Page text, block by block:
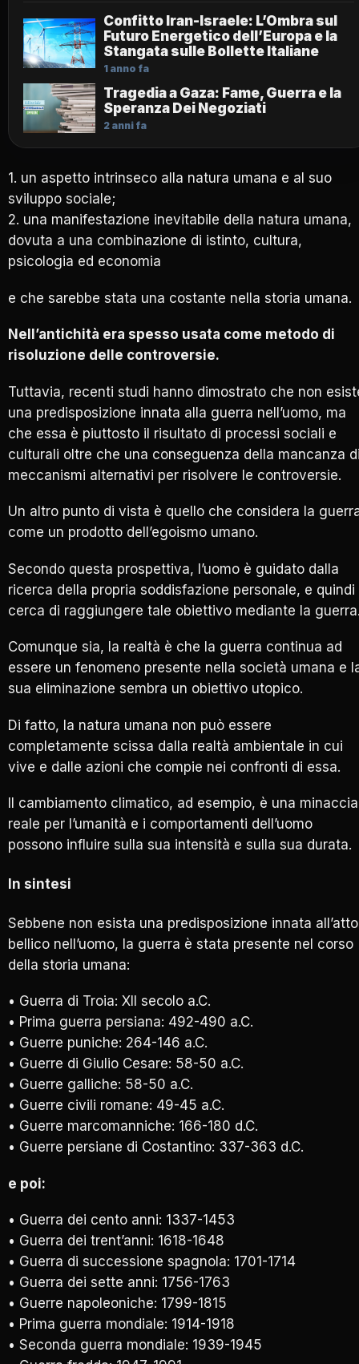
Confitto Iran-Israele: L’Ombra sul
Futuro Energetico dell’Europa e la
Stangata sulle Bollette Italiane
1 anno fa
Tragedia a Gaza: Fame, Guerra e la
Speranza Dei Negoziati
2 anni fa
1. un aspetto intrinseco alla natura umana e al suo
sviluppo sociale;
2. una manifestazione inevitabile della natura umana,
dovuta a una combinazione di istinto, cultura,
psicologia ed economia
e che sarebbe stata una costante nella storia umana.
Nell’antichità era spesso usata come metodo di
risoluzione delle controversie.
Tuttavia, recenti studi hanno dimostrato che non
una predisposizione innata alla guerra nell’uomo, ma
che essa è piuttosto il risultato di processi sociali e
culturali oltre che una conseguenza della mancanza
meccanismi alternativi per risolvere le controversie.
Un altro punto di vista è quello che considera la
come un prodotto dell’egoismo umano.
Secondo questa prospettiva, l’uomo è guidato dalla
ricerca della propria soddisfazione personale, e quindi
cerca di raggiungere tale obiettivo mediante la
Comunque sia, la realtà è che la guerra continua ad
essere un fenomeno presente nella società umana e
sua eliminazione sembra un obiettivo utopico.
Di fatto, la natura umana non può essere
completamente scissa dalla realtà ambientale in cui
vive e dalle azioni che compie nei confronti di essa.
Il cambiamento climatico, ad esempio, è una minaccia
reale per l’umanità e i comportamenti dell’uomo
possono influire sulla sua intensità e sulla sua durata.
In sintesi
Sebbene non esista una predisposizione innata all’atto
bellico nell’uomo, la guerra è stata presente nel corso
della storia umana:
• Guerra di Troia: XII secolo a.C.
• Prima guerra persiana: 492-490 a.C.
• Guerre puniche: 264-146 a.C.
• Guerre di Giulio Cesare: 58-50 a.C.
• Guerre galliche: 58-50 a.C.
• Guerre civili romane: 49-45 a.C.
• Guerre marcomanniche: 166-180 d.C.
• Guerre persiane di Costantino: 337-363 d.C.
e poi:
• Guerra dei cento anni: 1337-1453
• Guerra dei trent’anni: 1618-1648
• Guerra di successione spagnola: 1701-1714
• Guerra dei sette anni: 1756-1763
• Guerre napoleoniche: 1799-1815
• Prima guerra mondiale: 1914-1918
• Seconda guerra mondiale: 1939-1945